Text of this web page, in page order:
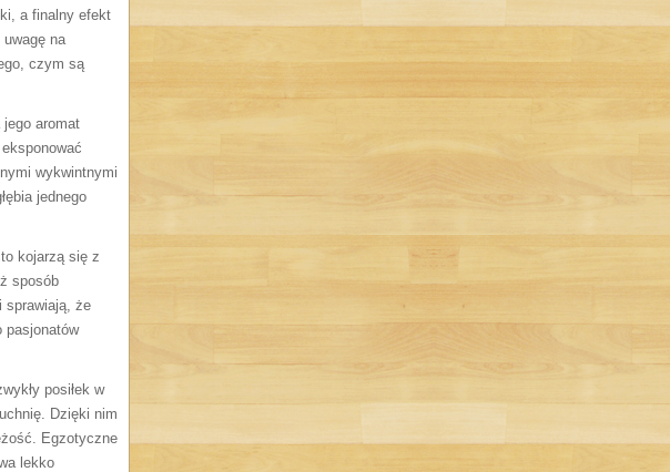
a finalny efekt
na
czym są
aromat
wykwintnymi
jednego
kojarzą się z
sposób
sprawiają, że
pasjonatów
posiłek w
Dzięki nim
Egzotyczne
lekko